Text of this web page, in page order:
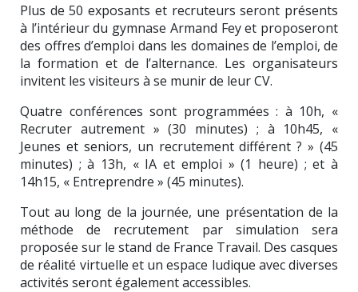
Plus de 50 exposants et recruteurs seront présents
à l’intérieur du gymnase Armand Fey et proposeront
des offres d’emploi dans les domaines de l’emploi, de
la formation et de l’alternance. Les organisateurs
invitent les visiteurs à se munir de leur CV.
Quatre conférences sont programmées : à 10h, «
Recruter autrement » (30 minutes) ; à 10h45, «
Jeunes et seniors, un recrutement différent ? » (45
minutes) ; à 13h, « IA et emploi » (1 heure) ; et à
14h15, « Entreprendre » (45 minutes).
Tout au long de la journée, une présentation de la
méthode de recrutement par simulation sera
proposée sur le stand de France Travail. Des casques
de réalité virtuelle et un espace ludique avec diverses
activités seront également accessibles.